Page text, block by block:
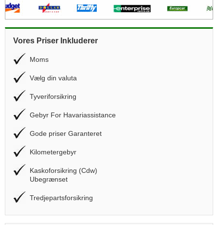
Vores Priser Inkluderer
Moms
Vælg din valuta
Tyveriforsikring
Gebyr For Havariassistance
Gode priser Garanteret
Kilometergebyr
Kaskoforsikring (Cdw)
Ubegrænset
Tredjepartsforsikring